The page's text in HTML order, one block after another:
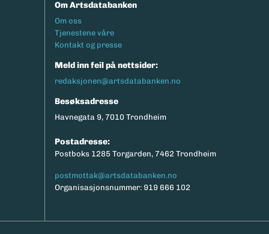
Om Artsdatabanken
Footermeny
Om oss
Tjenestene våre
Kontakt og presse
Meld inn feil på nettsider:
redaksjonen@artsdatabanken.no
Besøksadresse
Havnegata 9, 7010 Trondheim
Postadresse:
Postboks 1285 Torgarden, 7462 Trondheim
postmottak@artsdatabanken.no
Organisasjonsnummer: 919 666 102